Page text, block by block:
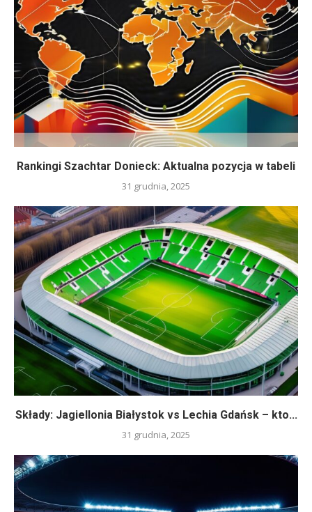
Rankingi Szachtar Donieck: Aktualna pozycja w tabeli
31 grudnia, 2025
Składy: Jagiellonia Białystok vs Lechia Gdańsk – kto...
31 grudnia, 2025